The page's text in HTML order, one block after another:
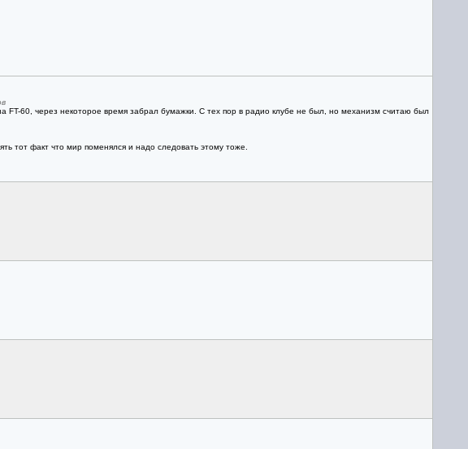
60, через некоторое время забрал бумажки. С тех пор в радио клубе не был, но механизм считаю был
тот факт что мир поменялся и надо следовать этому тоже.